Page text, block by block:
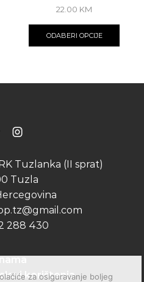
22.00 KM
ODABERI OPCIJE
Instagram
Tuzlanka (II sprat)
Tuzla
288 430
korištenja
za osiguravanje boljeg